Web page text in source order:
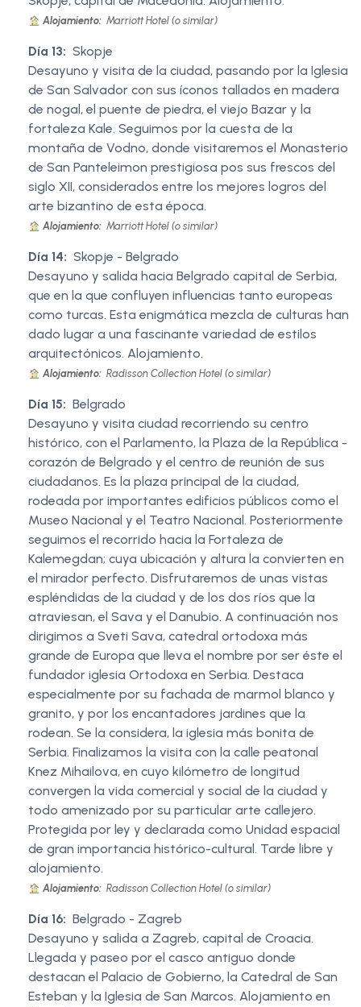
Alojamiento: Marriott Hotel (o similar)
Día 13: Skopje
Desayuno y visita de la ciudad, pasando por la Iglesia
de San Salvador con sus íconos tallados en madera
de nogal, el puente de piedra, el viejo Bazar y la
fortaleza Kale. Seguimos por la cuesta de la
montaña de Vodno, donde visitaremos el Monasterio
de San Panteleimon prestigiosa pos sus frescos del
siglo XII, considerados entre los mejores logros del
arte bizantino de esta época.
Alojamiento: Marriott Hotel (o similar)
Día 14: Skopje - Belgrado
Desayuno y salida hacia Belgrado capital de Serbia,
que en la que confluyen influencias tanto europeas
como turcas. Esta enigmática mezcla de culturas han
dado lugar a una fascinante variedad de estilos
arquitectónicos. Alojamiento.
Alojamiento: Radisson Collection Hotel (o similar)
Día 15: Belgrado
Desayuno y visita ciudad recorriendo su centro
histórico, con el Parlamento, la Plaza de la República -
corazón de Belgrado y el centro de reunión de sus
ciudadanos. Es la plaza principal de la ciudad,
rodeada por importantes edificios públicos como el
Museo Nacional y el Teatro Nacional. Posteriormente
seguimos el recorrido hacia la Fortaleza de
Kalemegdan; cuya ubicación y altura la convierten en
el mirador perfecto. Disfrutaremos de unas vistas
espléndidas de la ciudad y de los dos ríos que la
atraviesan, el Sava y el Danubio. A continuación nos
dirigimos a Sveti Sava, catedral ortodoxa más
grande de Europa que lleva el nombre por ser éste el
fundador iglesia Ortodoxa en Serbia. Destaca
especialmente por su fachada de marmol blanco y
granito, y por los encantadores jardines que la
rodean. Se la considera, la iglesia más bonita de
Serbia. Finalizamos la visita con la calle peatonal
Knez Mihailova, en cuyo kilómetro de longitud
convergen la vida comercial y social de la ciudad y
todo amenizado por su particular arte callejero.
Protegida por ley y declarada como Unidad espacial
de gran importancia histórico-cultural. Tarde libre y
alojamiento.
Alojamiento: Radisson Collection Hotel (o similar)
Día 16: Belgrado - Zagreb
Desayuno y salida a Zagreb, capital de Croacia.
Llegada y paseo por el casco antiguo donde
destacan el Palacio de Gobierno, la Catedral de San
Esteban y la Iglesia de San Marcos. Alojamiento en